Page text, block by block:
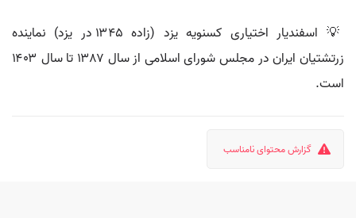
💡 اسفندیار اختیاری کسنویه یزد (زاده ۱۳۴۵ در یزد) نماینده
زرتشتیان ایران در مجلس شورای اسلامی از سال ۱۳۸۷ تا سال ۱۴۰۳
است.
گزارش محتوای نامناسب